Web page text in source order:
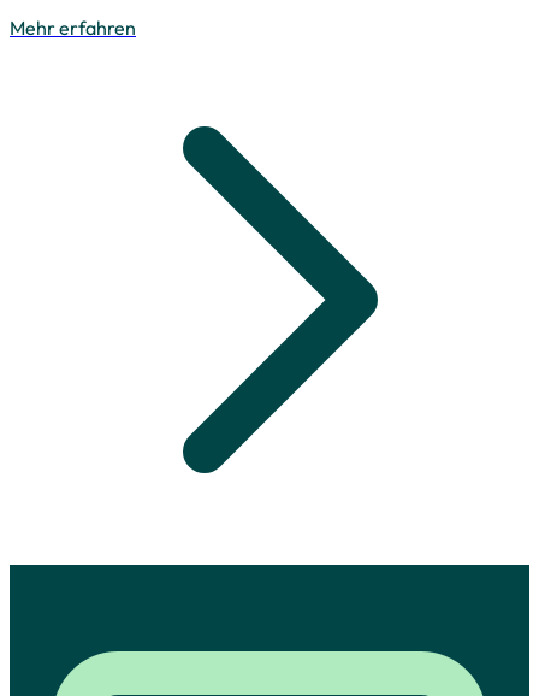
Mehr erfahren